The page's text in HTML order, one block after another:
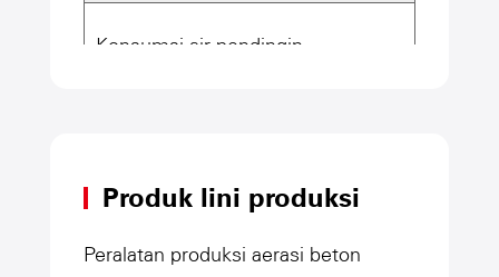
Konsumsi air pendingin
Produk lini produksi
Peralatan produksi aerasi beton